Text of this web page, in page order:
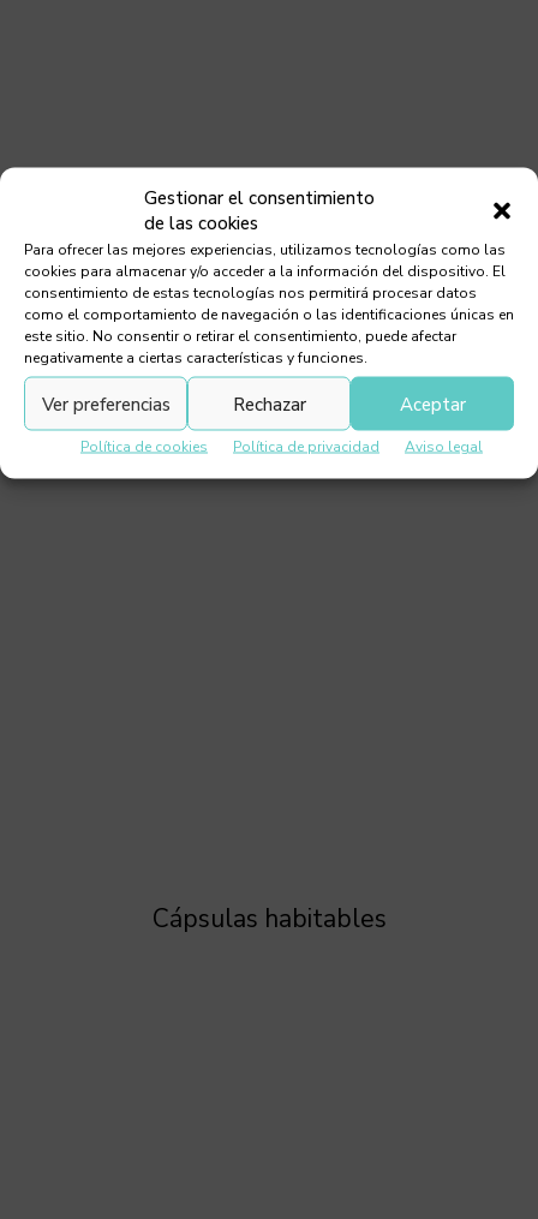
Gestionar el consentimiento
de las cookies
Para ofrecer las mejores experiencias, utilizamos tecnologías como las
cookies para almacenar y/o acceder a la información del dispositivo. El
consentimiento de estas tecnologías nos permitirá procesar datos
como el comportamiento de navegación o las identificaciones únicas en
este sitio. No consentir o retirar el consentimiento, puede afectar
negativamente a ciertas características y funciones.
Aceptar
Rechazar
Ver preferencias
Política de cookies Política de privacidad Aviso legal
Espacio Mobalco para Casa Decor 2025
Cápsulas habitables